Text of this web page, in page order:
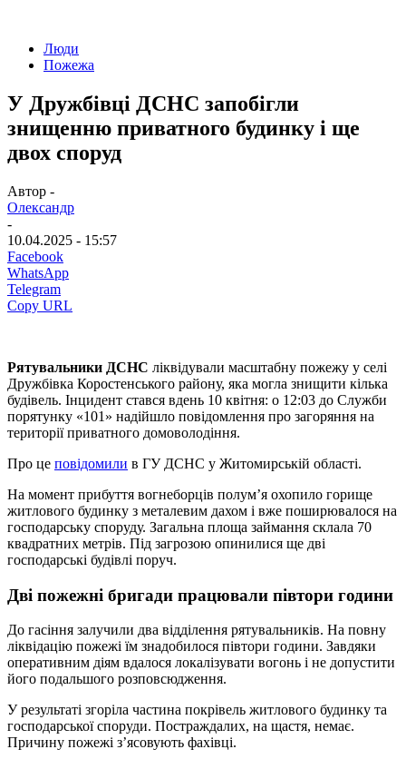
Люди
Пожежа
У Дружбівці ДСНС запобігли
знищенню приватного будинку і ще
двох споруд
Автор -
Олександр
-
10.04.2025 - 15:57
Facebook
WhatsApp
Telegram
Copy URL
Рятувальники ДСНС ліквідували масштабну пожежу у селі
Дружбівка Коростенського району, яка могла знищити кілька
будівель. Інцидент стався вдень 10 квітня: о 12:03 до Служби
порятунку «101» надійшло повідомлення про загоряння на
території приватного домоволодіння.
Про це повідомили в ГУ ДСНС у Житомирській області.
На момент прибуття вогнеборців полум’я охопило горище
житлового будинку з металевим дахом і вже поширювалося на
господарську споруду. Загальна площа займання склала 70
квадратних метрів. Під загрозою опинилися ще дві
господарські будівлі поруч.
Дві пожежні бригади працювали півтори години
До гасіння залучили два відділення рятувальників. На повну
ліквідацію пожежі їм знадобилося півтори години. Завдяки
оперативним діям вдалося локалізувати вогонь і не допустити
його подальшого розповсюдження.
У результаті згоріла частина покрівель житлового будинку та
господарської споруди. Постраждалих, на щастя, немає.
Причину пожежі з’ясовують фахівці.